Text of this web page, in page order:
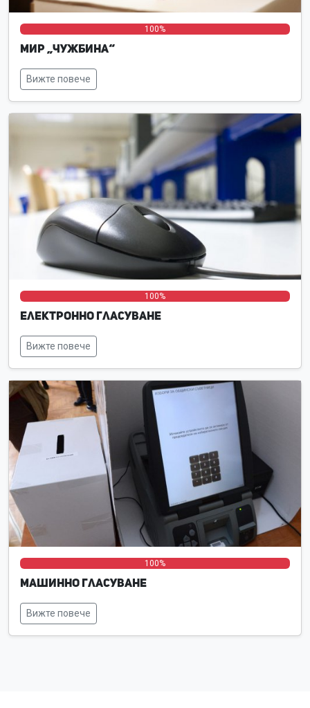
0%
0% 100%
МИР „Чужбина“
Вижте повече
0%
0% 100%
Електронно гласуване
Вижте повече
0%
0% 100%
Машинно гласуване
Вижте повече